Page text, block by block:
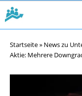
Startseite» News zu
Aktie: Mehrere